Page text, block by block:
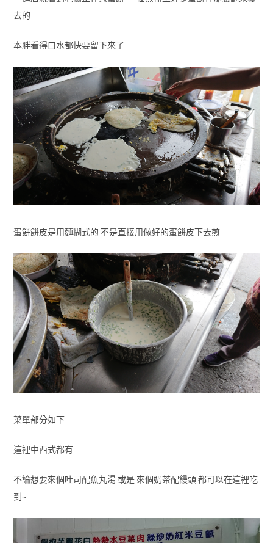
去的
本胖看得口水都快要留下來了
蛋餅餅皮是用麵糊式的 不是直接用做好的蛋餅皮下去煎
菜單部分如下
這裡中西式都有
不論想要來個吐司配魚丸湯 或是 來個奶茶配饅頭 都可以在這裡吃
到~